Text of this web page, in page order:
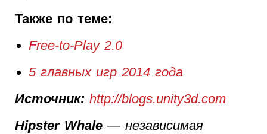
Также по теме:
Free-to-Play 2.0
5 главных игр 2014 года
Источник: http://blogs.unity3d.com
Hipster Whale — независимая